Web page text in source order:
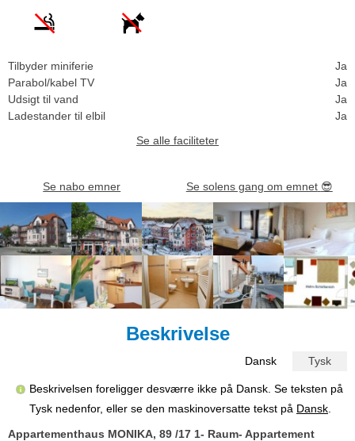
Tilbyder miniferie
Ja
Parabol/kabel TV
Ja
Udsigt til vand
Ja
Ladestander til elbil
Ja
Se alle faciliteter
Se nabo emner Se solens gang om emnet 😎
Beskrivelse
Dansk Tysk
Beskrivelsen foreligger desværre ikke på Dansk. Se teksten på
Tysk nedenfor, eller se den maskinoversatte tekst på Dansk
Appartementhaus MONIKA, 89 /17 1- Raum- Appartement